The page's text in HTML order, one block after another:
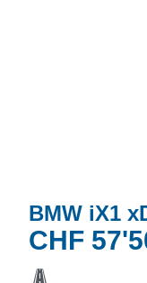
BMW iX1
CHF